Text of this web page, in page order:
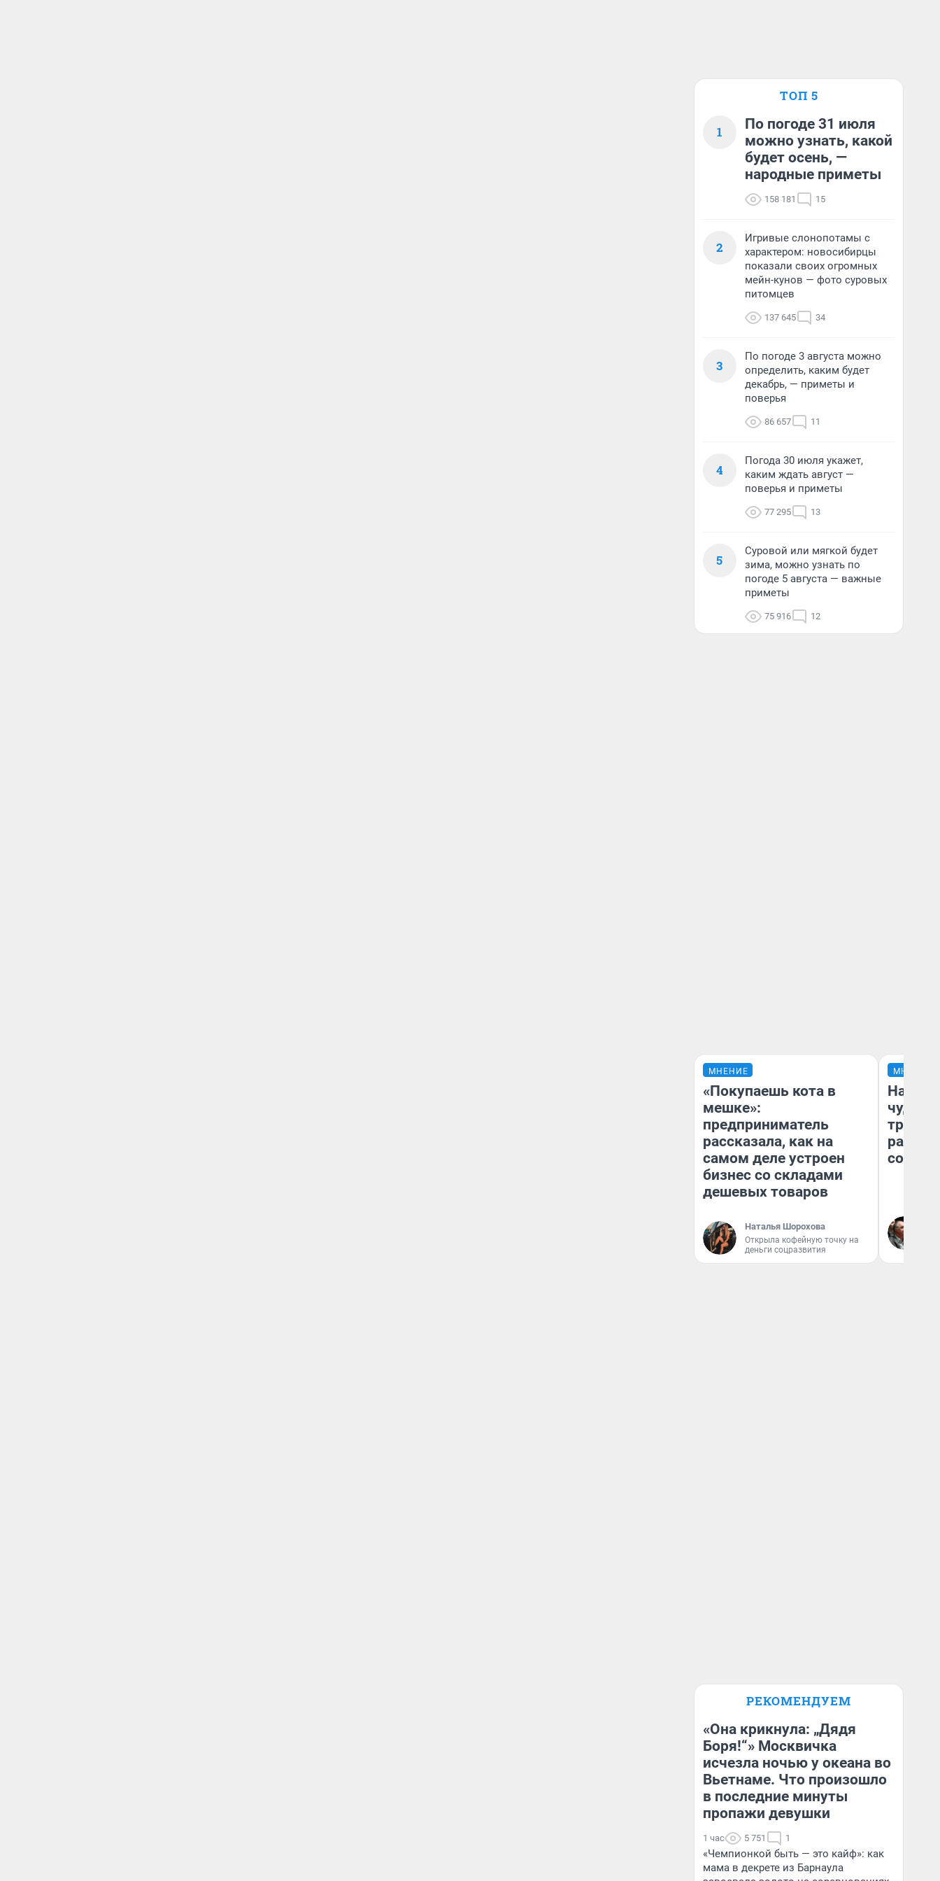
ТОП 5
1
По погоде 31 июля
можно узнать, какой
будет осень, —
народные приметы
158 181 15
2
Игривые слонопотамы с
характером: новосибирцы
показали своих огромных
мейн-кунов — фото суровых
питомцев
137 645 34
3
По погоде 3 августа можно
определить, каким будет
декабрь, — приметы и
поверья
86 657 11
4
Погода 30 июля укажет,
каким ждать август —
поверья и приметы
77 295 13
5
Суровой или мягкой будет
зима, можно узнать по
погоде 5 августа — важные
приметы
75 916 12
МНЕНИЕ
«Покупаешь кота в
мешке»:
предприниматель
рассказала, как на
самом деле устроен
бизнес со складами
дешевых товаров
Наталья Шорохова
Открыла кофейную точку на
деньги соцразвития
МНЕНИЕ
чудом
РЕКОМЕНДУЕМ
«Она крикнула: „Дядя
Боря!“» Москвичка
исчезла ночью у океана во
Вьетнаме. Что произошло
в последние минуты
пропажи девушки
1 час 5 751 1
«Чемпионкой быть — это кайф»: как
мама в декрете из Барнаула